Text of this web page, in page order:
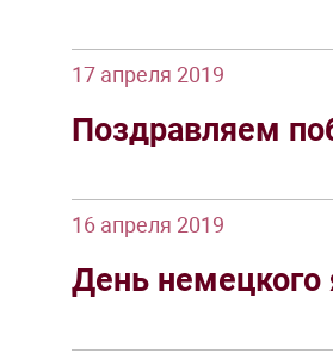
17 апреля 2019
Поздравляем
16 апреля 2019
День